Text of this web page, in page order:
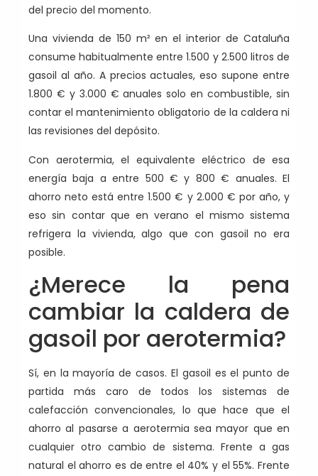
del precio del momento.
Una vivienda de 150 m² en el interior de Cataluña
consume habitualmente entre 1.500 y 2.500 litros de
gasoil al año. A precios actuales, eso supone entre
1.800 € y 3.000 € anuales solo en combustible, sin
contar el mantenimiento obligatorio de la caldera ni
las revisiones del depósito.
Con aerotermia, el equivalente eléctrico de esa
energía baja a entre 500 € y 800 € anuales. El
ahorro neto está entre 1.500 € y 2.000 € por año, y
eso sin contar que en verano el mismo sistema
refrigera la vivienda, algo que con gasoil no era
posible.
¿Merece la pena
cambiar la caldera de
gasoil por aerotermia?
Sí, en la mayoría de casos. El gasoil es el punto de
partida más caro de todos los sistemas de
calefacción convencionales, lo que hace que el
ahorro al pasarse a aerotermia sea mayor que en
cualquier otro cambio de sistema. Frente a gas
natural el ahorro es de entre el 40% y el 55%. Frente